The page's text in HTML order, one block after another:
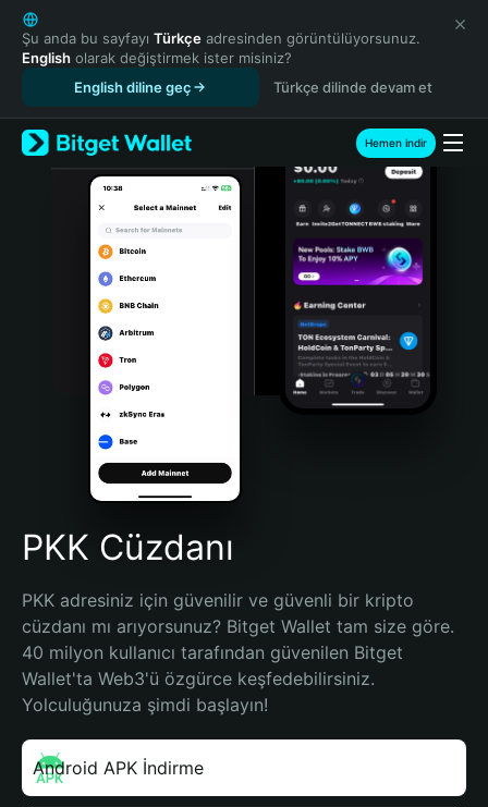
English
日本語
Tiếng Việt
Español (Latinoamérica)
Türkçe
Italiano
Português (Portugal)
Bahasa Indonesia
Português (Brasil)
Español (Argentina)
Şu anda bu sayfayı Türkçe adresinden görüntülüyorsunuz.
English olarak değiştirmek ister misiniz?
English diline geç
Türkçe dilinde devam et
Hemen indir
PKK Cüzdanı
PKK adresiniz için güvenilir ve güvenli bir kripto
cüzdanı mı arıyorsunuz? Bitget Wallet tam size göre.
40 milyon kullanıcı tarafından güvenilen Bitget
Wallet'ta Web3'ü özgürce keşfedebilirsiniz.
Yolculuğunuza şimdi başlayın!
Android APK İndirme